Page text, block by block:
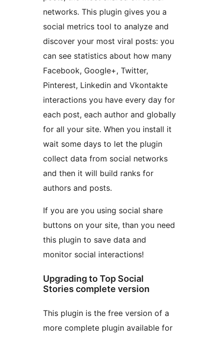
networks. This plugin gives you a
social metrics tool to analyze and
discover your most viral posts: you
can see statistics about how many
Facebook, Google+, Twitter,
Pinterest, Linkedin and Vkontakte
interactions you have every day for
each post, each author and globally
for all your site. When you install it
wait some days to let the plugin
collect data from social networks
and then it will build ranks for
authors and posts.
If you are you using social share
buttons on your site, than you need
this plugin to save data and
monitor social interactions!
Upgrading to Top Social
Stories complete version
This plugin is the free version of a
more complete plugin available for